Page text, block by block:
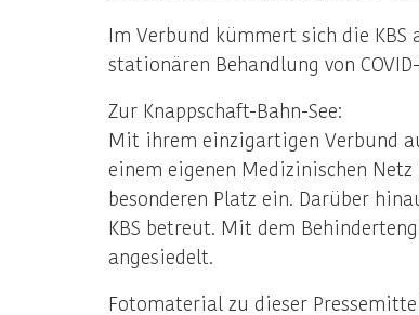
Im Verbund kümmert sich die KBS
stationären Behandlung von
Zur Knappschaft-Bahn-See:
Mit ihrem einzigartigen Verbund
einem eigenen Medizinischen
besonderen Platz ein. Darüber
KBS betreut. Mit dem
angesiedelt.
Fotomaterial zu dieser